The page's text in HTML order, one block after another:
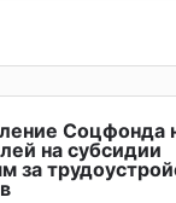
Соцфонда
на субсидии
за